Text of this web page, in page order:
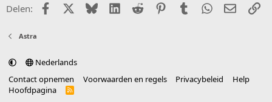
Delen: FacebookX (Twitter)
BlueskyLinkedIn
Reddit PinterestTumblr WhatsApp
E-mail
Astra
Nederlands
Contact opnemen
Voorwaarden en regels Privacybeleid
Help
Hoofdpagina
R